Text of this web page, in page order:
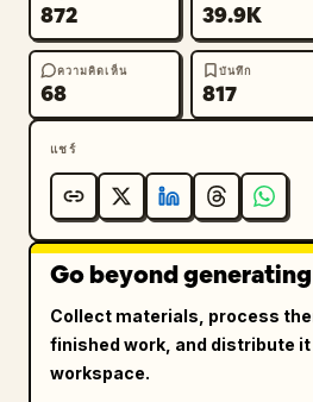
872 39.9K
ความคิดเห็น
68
บันทึก
817
แชร์
Go beyond
Collect materials, process
finished work, and distribute it
workspace.